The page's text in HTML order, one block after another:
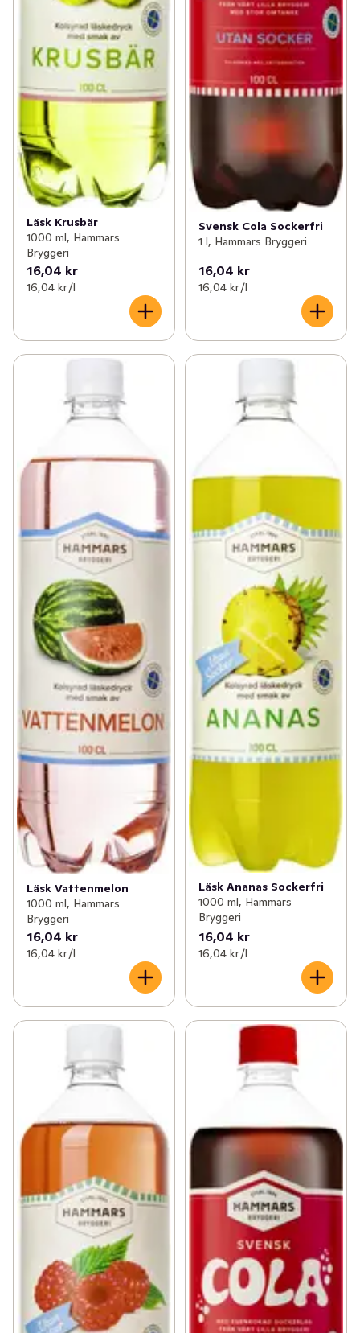
Läsk Krusbär
1000 ml, Hammars
Bryggeri
16,04 kr
16,04 kr /l
Svensk Cola Sockerfri
1 l, Hammars Bryggeri
16,04 kr
16,04 kr /l
Läsk Vattenmelon
1000 ml, Hammars
Bryggeri
16,04 kr
16,04 kr /l
Läsk Ananas Sockerfri
1000 ml, Hammars
Bryggeri
16,04 kr
16,04 kr /l